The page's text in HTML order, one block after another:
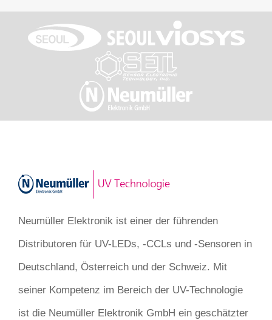
Neumüller Elektronik ist einer der führenden
Distributoren für UV-LEDs, -CCLs und -Sensoren in
Deutschland, Österreich und der Schweiz. Mit
seiner Kompetenz im Bereich der UV-Technologie
ist die Neumüller Elektronik GmbH ein geschätzter